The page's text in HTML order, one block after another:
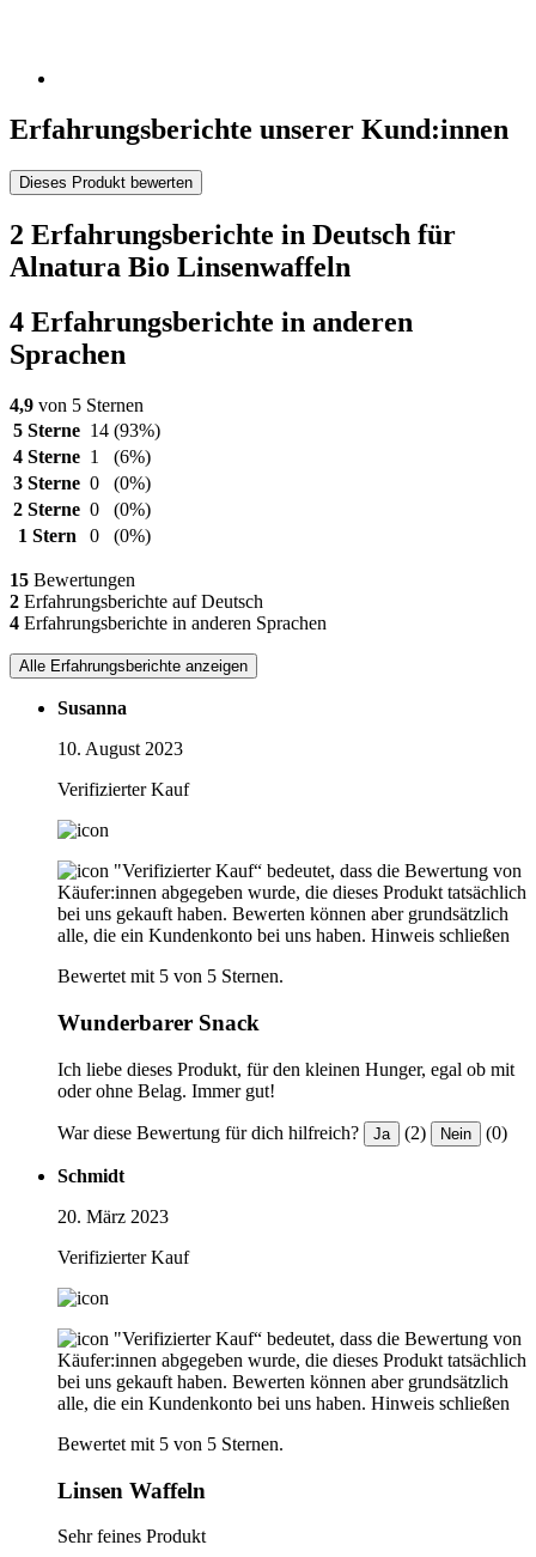
Erfahrungsberichte unserer Kund:innen
Dieses Produkt bewerten
2 Erfahrungsberichte in Deutsch für
Alnatura Bio Linsenwaffeln
4 Erfahrungsberichte in anderen
Sprachen
4,9 von 5 Sternen
5 Sterne 14 (93%)
4 Sterne 1
(6%)
3 Sterne 0
(0%)
2 Sterne 0
(0%)
1 Stern
0 (0%)
15 Bewertungen
2 Erfahrungsberichte auf Deutsch
4 Erfahrungsberichte in anderen Sprachen
Alle Erfahrungsberichte anzeigen
Susanna
10. August 2023
Verifizierter Kauf
"Verifizierter Kauf“ bedeutet, dass die Bewertung von
Käufer:innen abgegeben wurde, die dieses Produkt tatsächlich
bei uns gekauft haben. Bewerten können aber grundsätzlich
alle, die ein Kundenkonto bei uns haben. Hinweis schließen
Bewertet mit 5 von 5 Sternen.
Wunderbarer Snack
Ich liebe dieses Produkt, für den kleinen Hunger, egal ob mit
oder ohne Belag. Immer gut!
War diese Bewertung für dich hilfreich? Ja (2) Nein (0)
Schmidt
20. März 2023
Verifizierter Kauf
"Verifizierter Kauf“ bedeutet, dass die Bewertung von
Käufer:innen abgegeben wurde, die dieses Produkt tatsächlich
bei uns gekauft haben. Bewerten können aber grundsätzlich
alle, die ein Kundenkonto bei uns haben. Hinweis schließen
Bewertet mit 5 von 5 Sternen.
Linsen Waffeln
Sehr feines Produkt